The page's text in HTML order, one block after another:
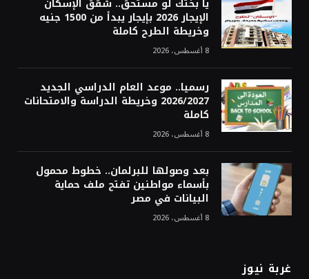
الإيجار 2026 بإيجار يبدأ من 1500 جنيه
وخريطة الطرح كاملة
8 أغسطس، 2026
رسميا.. موعد العام الدراسي الجديد
2026/2027 وخريطة الدراسة والامتحانات
كاملة
8 أغسطس، 2026
بعد وصولها للبرلمان.. خطوط محمول
بأسماء مواطنين تفتح ملف حماية
البيانات في مصر
8 أغسطس، 2026
غربة نيوز